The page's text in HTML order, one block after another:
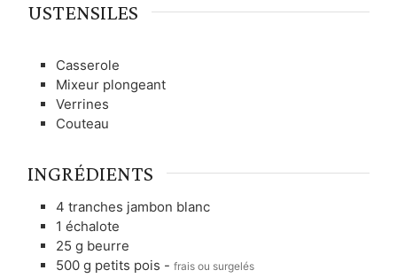
USTENSILES
Casserole
Mixeur plongeant
Verrines
Couteau
INGRÉDIENTS
4 tranches jambon blanc
1 échalote
25 g beurre
500 g petits pois - frais ou surgelés